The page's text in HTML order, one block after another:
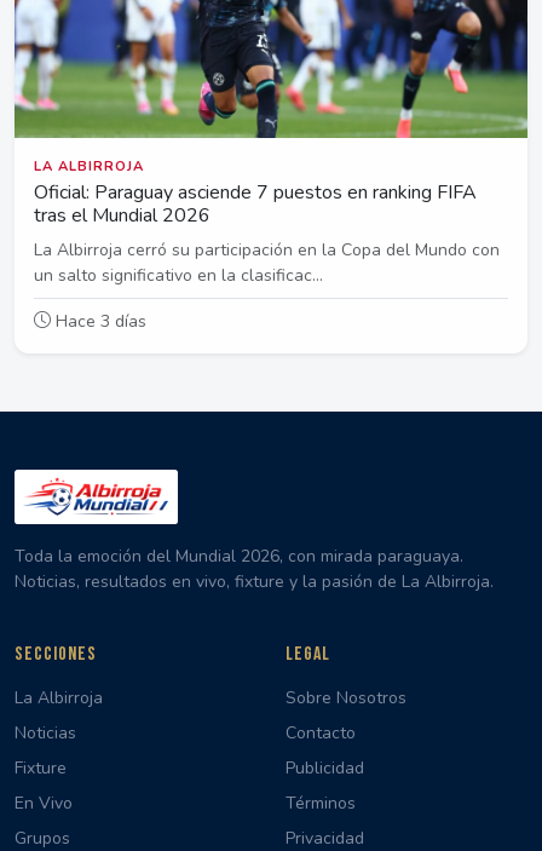
LA ALBIRROJA
Oficial: Paraguay asciende 7 puestos en ranking FIFA
tras el Mundial 2026
La Albirroja cerró su participación en la Copa del Mundo con
un salto significativo en la clasificac...
Hace 3 días
Toda la emoción del Mundial 2026, con mirada paraguaya.
Noticias, resultados en vivo, fixture y la pasión de La Albirroja.
SECCIONES
La Albirroja
Noticias
Fixture
En Vivo
Grupos
LEGAL
Sobre Nosotros
Contacto
Publicidad
Términos
Privacidad